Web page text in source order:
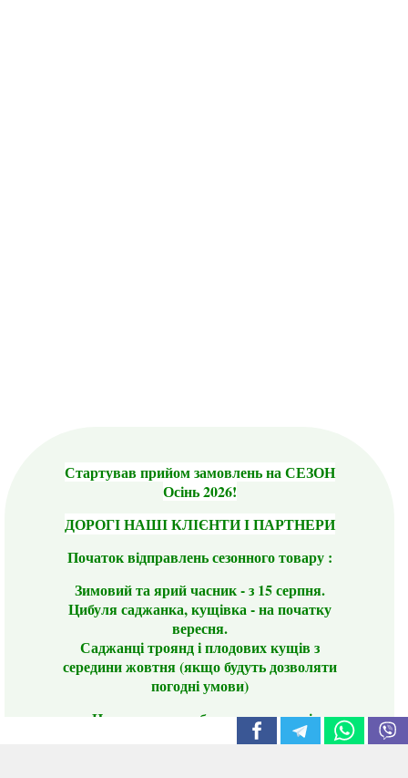
Стартував прийом замовлень на СЕЗОН
Осінь 2026!
ДОРОГІ НАШІ КЛІЄНТИ І ПАРТНЕРИ
Початок відправлень сезонного товару :
Зимовий та ярий часник - з 15 серпня.
Цибуля саджанка, кущівка - на початку
вересня.
Саджанці троянд і плодових кущів з
середини жовтня (якщо будуть дозволяти
погодні умови)
Цього сезону ви будете задоволені
традиційно гарним асортиментом цибулі